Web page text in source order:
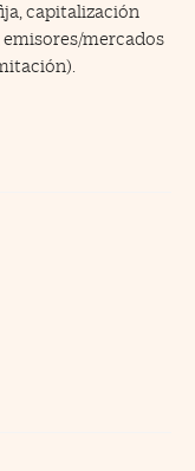
capitalización
mercados